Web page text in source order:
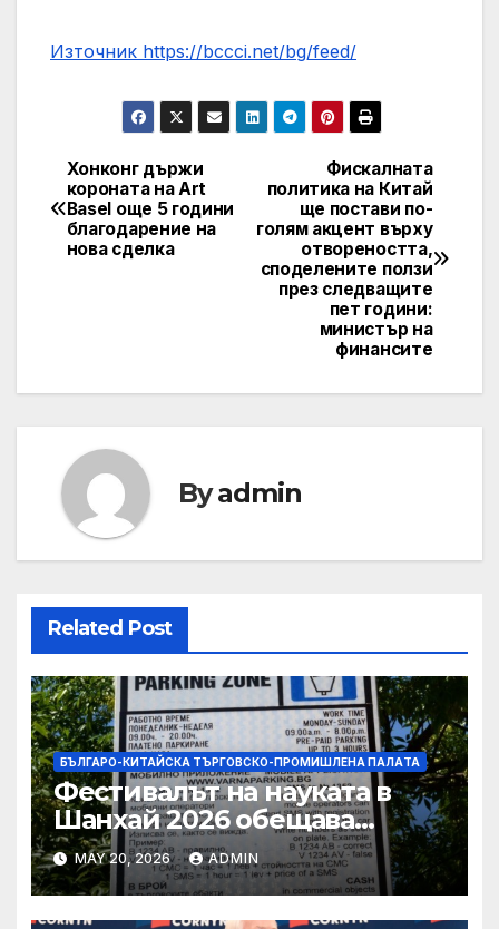
Източник https://bccci.net/bg/feed/
Post
navigation
Фискалната
политика на Китай
ще постави по-
голям акцент върху
отвореността,
споделените ползи
през следващите
пет години:
министър на
финансите
Хонконг държи
короната на Art
Basel още 5 години
благодарение на
нова сделка
Byadmin
Related Post
БЪЛГАРО-КИТАЙСКА ТЪРГОВСКО-ПРОМИШЛЕНА ПАЛAТА
Фестивалът на науката в
Шанхай 2026 обещава
вълнуващи научно-
технологични иновации
MAY 20, 2026 ADMIN